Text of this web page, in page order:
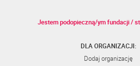
Jestem podopieczną/ym fundacji /
DLA ORGANIZACJI:
Dodaj organizację